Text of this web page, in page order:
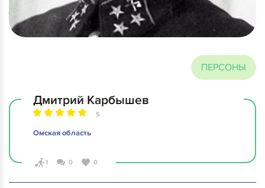
ПЕРСОНЫ
Дмитрий Карбышев
5
Омская область
1 0 0